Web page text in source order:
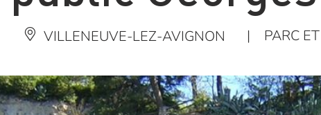
VILLENEUVE-LEZ-AVIGNON | PARC